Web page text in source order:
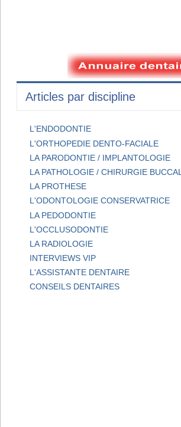
Articles par discipline
L'ENDODONTIE
L'ORTHOPEDIE DENTO-FACIALE
LA PARODONTIE / IMPLANTOLOGIE
LA PATHOLOGIE / CHIRURGIE
LA PROTHESE
L'ODONTOLOGIE CONSERVATRICE
LA PEDODONTIE
L'OCCLUSODONTIE
LA RADIOLOGIE
INTERVIEWS VIP
L'ASSISTANTE DENTAIRE
CONSEILS DENTAIRES